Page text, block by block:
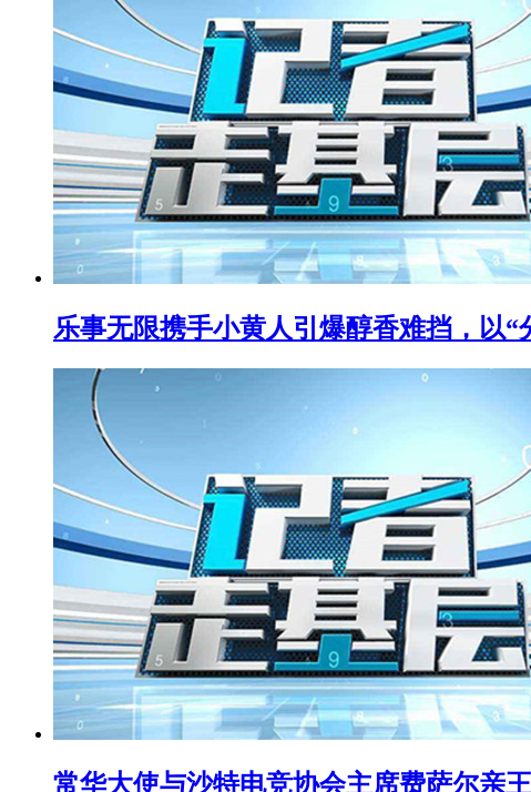
乐事无限携手小黄人引爆醇香难挡，以“
常华大使与沙特电竞协会主席费萨尔亲